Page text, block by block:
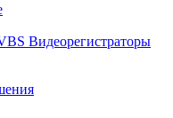
Видеорегистраторы